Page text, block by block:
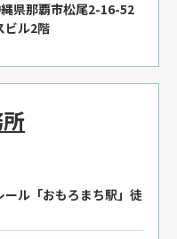
県那覇市松尾2-16-52
ビル2階
ール「おもろまち駅」徒